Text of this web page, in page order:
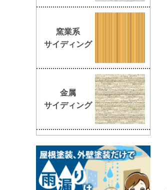
窯業系
サイディング
金属
サイディング